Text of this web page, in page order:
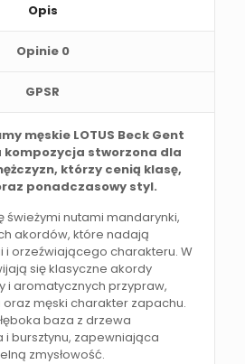
Opis
Opinie 0
GPSR
męskie LOTUS Beck Gent
stworzona dla
którzy cenią klasę,
ponadczasowy styl.
świeżymi nutami mandarynki,
akordów, które nadają
i orzeźwiającego charakteru. W
się klasyczne akordy
i aromatycznych przypraw,
męski charakter zapachu.
baza z drzewa
bursztynu, zapewniająca
zmysłowość.